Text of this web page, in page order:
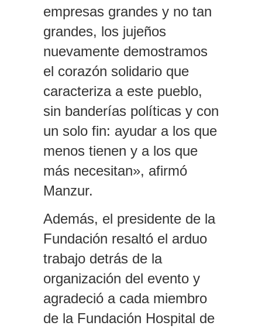
empresas grandes y no tan
grandes, los jujeños
nuevamente demostramos
el corazón solidario que
caracteriza a este pueblo,
sin banderías políticas y con
un solo fin: ayudar a los que
menos tienen y a los que
más necesitan», afirmó
Manzur.
Además, el presidente de la
Fundación resaltó el arduo
trabajo detrás de la
organización del evento y
agradeció a cada miembro
de la Fundación Hospital de